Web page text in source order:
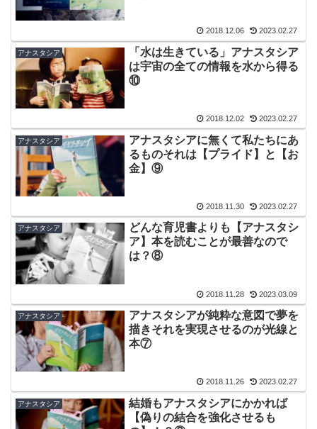
2018.12.06 2023.02.27
アナスタシア
「水は生きている」アナスタシア
は宇宙の全ての情報を水から得る
⑩
2018.12.02 2023.02.27
アナスタシア
アナスタシアに無くて私たちにあ
るものそれは【プライド】と【お
金】⑨
2018.11.30 2023.02.27
アナスタシア
どんな育児書よりも【アナスタシ
ア】本を読むことが最善なので
は？⑧
2018.11.28 2023.03.09
アナスタシア
アナスタシアが純粋な意図で夢を
描きそれを実現させるのが光線と
本⑦
2018.11.26 2023.02.27
アナスタシア
結婚もアナスタシアにかかれば
【偽りの結合を強化させるも